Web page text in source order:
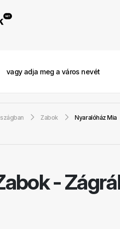
Zabok Nyaralóház Mia
-